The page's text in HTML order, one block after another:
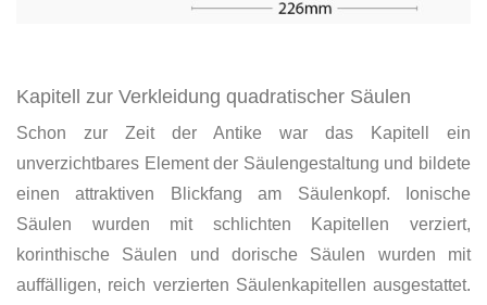
Kapitell zur Verkleidung quadratischer Säulen
Schon zur Zeit der Antike war das Kapitell ein
unverzichtbares Element der Säulengestaltung und bildete
einen attraktiven Blickfang am Säulenkopf. Ionische
Säulen wurden mit schlichten Kapitellen verziert,
korinthische Säulen und dorische Säulen wurden mit
auffälligen, reich verzierten Säulenkapitellen ausgestattet.